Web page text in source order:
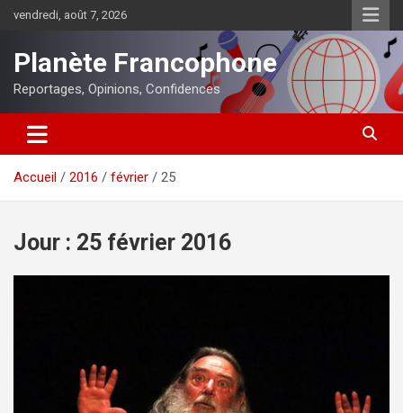
vendredi, août 7, 2026
Planète Francophone
Reportages, Opinions, Confidences
Accueil 2016 février 25
Jour : 25 février 2016